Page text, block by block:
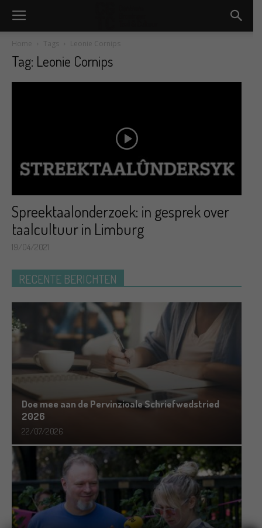
Home Tags Leonie Cornips
Tag: Leonie Cornips
Spreektaalonderzoek: in gesprek over
taalcultuur in Limburg
19/04/2021
RECENTE BERICHTEN
Doe mee aan de Pervinzioale Schriefwedstried
2026
22/07/2026